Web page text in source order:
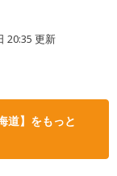
20:35 更新
道】をもっと